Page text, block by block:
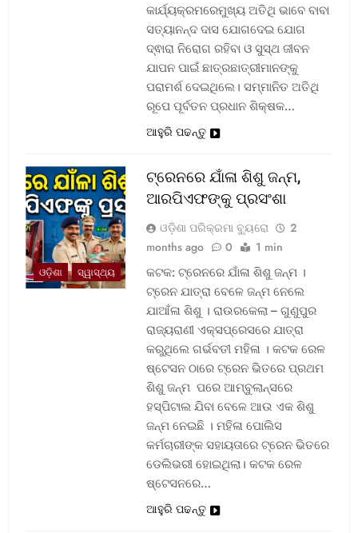
କାର୍ଯ୍ୟକ୍ରମରେମୁଖ୍ୟ ଅତିଥି ଭାବେ ବାବା
ସତ୍ୟାନନ୍ଦ ଦାସ ଯୋଗଦେଇ ଯୋଗ
ଦ୍ଵାରା ନିରୋଗ ରହିବା ଓ ସୁସ୍ଥ ଜୀବନ
ଯାପନ ପାଇଁ ଛାତ୍ରଛାତ୍ରୀମାନଙ୍କୁ
ପରାମର୍ଶ ଦେଇଥିଲେ। ସମ୍ମାନିତ ଅତିଥି
ରୂପେ ପୂର୍ବତନ ପ୍ରଧାନ ଶିକ୍ଷକ…
ଆହୁରି ପଢନ୍ତୁ
ଓଡ଼ିଶା ସ୍ୱାସ୍ଥ୍ୟ
ଟ୍ରେନରେ ଯାଁଳା ଶିଶୁ ଜନ୍ମ,
ଆରପିଏଫଙ୍କୁ ପ୍ରସଂଶା
ଓଡ଼ିଶା ପରିକ୍ରମା ବ୍ୟୁରୋ
2
months ago
0 1 min
କଟକ: ଟ୍ରେନରେ ଯାଁଳା ଶିଶୁ ଜନ୍ମ ।
ଟ୍ରେନ ଯାତ୍ରା ବେଳେ ଜନ୍ମ ନେଲେ
ଯାଆଁଳା ଶିଶୁ । ରାଉରକେଲା – ଗୁଣୁପୁର
ରାଜ୍ୟରାଣୀ ଏକ୍ସପ୍ରେସରେ ଯାତ୍ରା
କରୁଥିଲେ ଗର୍ଭବତୀ ମହିଳା । କଟକ ରେଳ
ଷ୍ଟେସନ ଠାରେ ଟ୍ରେନ ଭିତରେ ପ୍ରଥମ
ଶିଶୁ ଜନ୍ମ ପରେ ଆମ୍ବୁଲାନ୍ସରେ
ହସ୍ପିଟାଲ ଯିବା ବେଳେ ଆଉ ଏକ ଶିଶୁ
ଜନ୍ମ ନେଇଛି । ମହିଳା ପୋଲିସ
କର୍ମଚାରୀଙ୍କ ସହାୟତାରେ ଟ୍ରେନ ଭିତରେ
ଡେଲିଭରୀ ହୋଇଥିଲା। କଟକ ରେଳ
ଷ୍ଟେସନରେ…
ଆହୁରି ପଢନ୍ତୁ